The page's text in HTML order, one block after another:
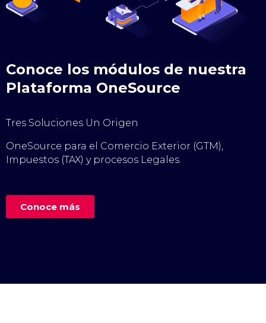
Conoce los módulos de nuestra
Plataforma OneSource
Tres Soluciones Un Origen
OneSource para el Comercio Exterior (GTM),
Impuestos (TAX) y procesos Legales.
Conoce más